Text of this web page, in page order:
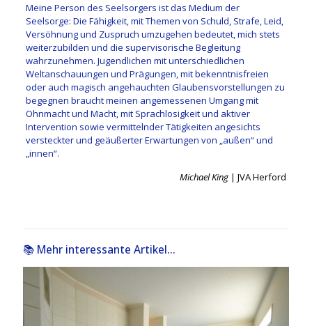
Meine Person des Seelsorgers ist das Medium der
Seelsorge: Die Fähigkeit, mit Themen von Schuld, Strafe, Leid,
Versöhnung und Zuspruch umzugehen bedeutet, mich stets
weiterzubilden und die supervisorische Begleitung
wahrzunehmen. Jugendlichen mit unterschiedlichen
Weltanschauungen und Prägungen, mit bekenntnisfreien
oder auch magisch angehauchten Glaubensvorstellungen zu
begegnen braucht meinen angemessenen Umgang mit
Ohnmacht und Macht, mit Sprachlosigkeit und aktiver
Intervention sowie vermittelnder Tätigkeiten angesichts
versteckter und geäußerter Erwartungen von „außen“ und
„innen“.
Michael King | JVA Herford
📚 Mehr interessante Artikel...